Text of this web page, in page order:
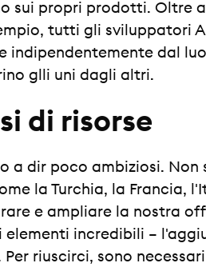
sui propri prodotti. Oltre
tutti gli sviluppatori
indipendentemente dal
glli uni dagli altri.
di risorse
a dir poco ambiziosi.
la Turchia, la Francia,
e ampliare la nostra
incredibili –
riuscirci, sono